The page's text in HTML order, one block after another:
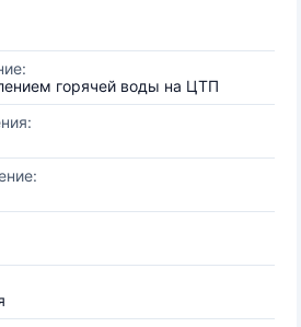
горячей воды на ЦТП